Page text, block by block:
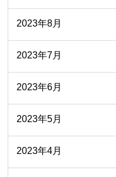
2023年8月
2023年7月
2023年6月
2023年5月
2023年4月